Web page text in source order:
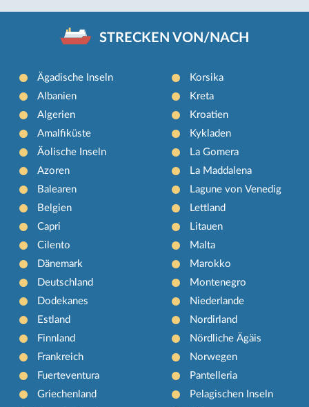
STRECKEN VON/NACH
Ägadische Inseln
Albanien
Algerien
Amalfiküste
Äolische Inseln
Azoren
Balearen
Belgien
Capri
Cilento
Dänemark
Deutschland
Dodekanes
Estland
Finnland
Frankreich
Fuerteventura
Griechenland
Korsika
Kreta
Kroatien
Kykladen
La Gomera
La Maddalena
Lagune von Venedig
Lettland
Litauen
Malta
Marokko
Montenegro
Niederlande
Nordirland
Nördliche Ägäis
Norwegen
Pantelleria
Pelagischen Inseln